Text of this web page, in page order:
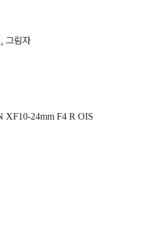
그림자
XF10-24mm F4 R OIS